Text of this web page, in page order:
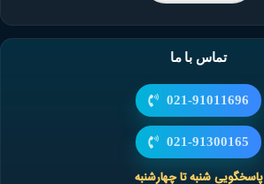
تماس با ما
021-91011696
021-91300165
پاسخگویی شنبه تا چهارشنبه